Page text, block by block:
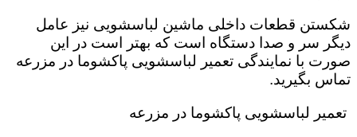
شکستن قطعات داخلی ماشین لباسشویی نیز عامل
دیگر سر و صدا دستگاه است که بهتر است در این
صورت با نمایندگی تعمیر لباسشویی پاکشوما در مزرعه
تماس بگیرید.
تعمیر لباسشویی پاکشوما در مزرعه